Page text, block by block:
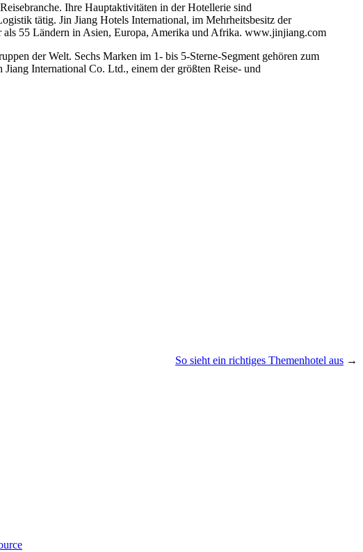
Ihre Hauptaktivitäten in der Hotellerie sind
tätig. Jin Jiang Hotels International, im Mehrheitsbesitz der
als 55 Ländern in Asien, Europa, Amerika und Afrika. www.jinjiang.com
der Welt. Sechs Marken im 1- bis 5-Sterne-Segment gehören zum
International Co. Ltd., einem der größten Reise- und
So sieht ein richtiges Themenhotel aus →